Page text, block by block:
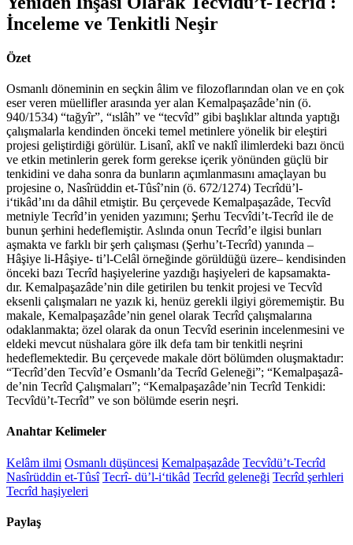
İnceleme ve Tenkitli Neşir
Özet
Osmanlı döneminin en seçkin âlim ve filozoflarından olan ve en çok
eser veren müellifler arasında yer alan Kemalpaşazâde’nin (ö.
940/1534) “tağyîr”, “ıslâh” ve “tecvîd” gibi başlıklar altında yaptığı
çalışmalarla kendinden önceki temel metinlere yönelik bir eleştiri
projesi geliştirdiği görülür. Lisanî, aklî ve naklî ilimlerdeki bazı öncü
ve etkin metinlerin gerek form gerekse içerik yönünden güçlü bir
tenkidini ve daha sonra da bunların açımlanmasını amaçlayan bu
projesine o, Nasîrüddin et-Tûsî’nin (ö. 672/1274) Tecrîdü’l-
i‘tikâd’ını da dâhil etmiştir. Bu çerçevede Kemalpaşazâde, Tecvîd
metniyle Tecrîd’in yeniden yazımını; Şerhu Tecvîdi’t-Tecrîd ile de
bunun şerhini hedeflemiştir. Aslında onun Tecrîd’e ilgisi bunları
aşmakta ve farklı bir şerh çalışması (Şerhu’t-Tecrîd) yanında –
Hâşiye li-Hâşiye- ti’l-Celâl örneğinde görüldüğü üzere– kendisinden
önceki bazı Tecrîd haşiyelerine yazdığı haşiyeleri de kapsamakta-
dır. Kemalpaşazâde’nin dile getirilen bu tenkit projesi ve Tecvîd
eksenli çalışmaları ne yazık ki, henüz gerekli ilgiyi görememiştir. Bu
makale, Kemalpaşazâde’nin genel olarak Tecrîd çalışmalarına
odaklanmakta; özel olarak da onun Tecvîd eserinin incelenmesini ve
eldeki mevcut nüshalara göre ilk defa tam bir tenkitli neşrini
hedeflemektedir. Bu çerçevede makale dört bölümden oluşmaktadır:
“Tecrîd’den Tecvîd’e Osmanlı’da Tecrîd Geleneği”; “Kemalpaşazâ-
de’nin Tecrîd Çalışmaları”; “Kemalpaşazâde’nin Tecrîd Tenkidi:
Tecvîdü’t-Tecrîd” ve son bölümde eserin neşri.
Anahtar Kelimeler
Kelâm ilmi Osmanlı düşüncesi Kemalpaşazâde Tecvîdü’t-Tecrîd
Nasîrüddin et-Tûsî Tecrî- dü’l-i‘tikâd Tecrîd geleneği Tecrîd şerhleri
Tecrîd haşiyeleri
Paylaş